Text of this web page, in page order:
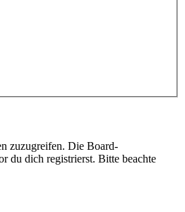
zuzugreifen. Die Board-
du dich registrierst. Bitte beachte